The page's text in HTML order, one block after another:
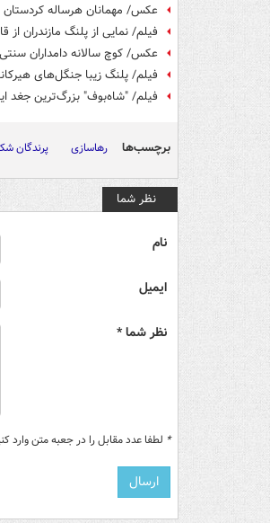
عکس/ مهمانان هرساله کردستان
فیلم/ نمایی از پلنگ مازندران
عکس/ کوچ سالانه دامداران
فیلم/ پلنگ زیبا جنگل‌های
فیلم/ "شاه‌بوف" بزرگ‌ترین جغد
برچسب‌ها رهاسازی پرندگان
نظر شما
نام
ایمیل
نظر شما *
* لطفا عدد مقابل را در جعبه متن وارد